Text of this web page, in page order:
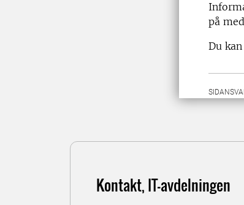
på
Du
Kontakt, IT-avdelningen